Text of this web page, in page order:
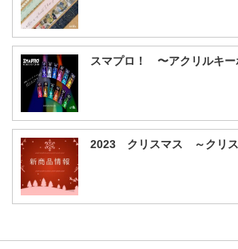
スマプロ！ 〜アクリルキー
2023 クリスマス ～クリス